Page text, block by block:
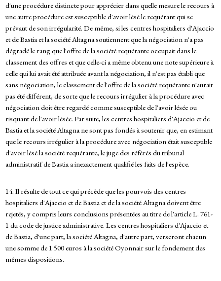
d'une procédure distincte pour apprécier dans quelle mesure le recours à
une autre procédure est susceptible d'avoir lésé le requérant qui se
prévaut de son irrégularité. De même, si les centres hospitaliers d'Ajaccio
et de Bastia et la société Altagna soutiennent que la négociation n'a pas
dégradé le rang que l'offre de la société requérante occupait dans le
classement des offres et que celle-ci a même obtenu une note supérieure à
celle qui lui avait été attribuée avant la négociation, il n'est pas établi que
sans négociation, le classement de l'offre de la société requérante n'aurait
pas été différent, de sorte que le recours irrégulier à la procédure avec
négociation doit être regardé comme susceptible de l'avoir lésée ou
risquant de l'avoir lésée. Par suite, les centres hospitaliers d'Ajaccio et de
Bastia et la société Altagna ne sont pas fondés à soutenir que, en estimant
que le recours irrégulier à la procédure avec négociation était susceptible
d'avoir lésé la société requérante, le juge des référés du tribunal
administratif de Bastia a inexactement qualifié les faits de l'espèce.
14. Il résulte de tout ce qui précède que les pourvois des centres
hospitaliers d'Ajaccio et de Bastia et de la société Altagna doivent être
rejetés, y compris leurs conclusions présentées au titre de l'article L. 761-
1 du code de justice administrative. Les centres hospitaliers d'Ajaccio et
de Bastia, d'une part, la société Altagna, d'autre part, verseront chacun
une somme de 1 500 euros à la société Oyonnair sur le fondement des
mêmes dispositions.